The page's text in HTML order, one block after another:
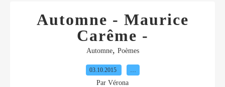
Automne - Maurice
Carême -
Automne, Poèmes
03.10.2015 …
Par Vérona